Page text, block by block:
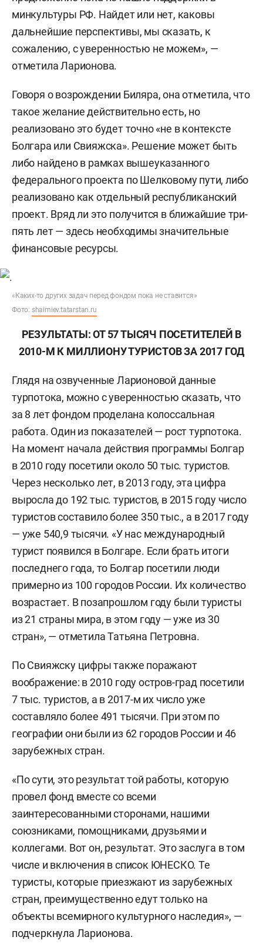
минкультуры РФ. Найдет или нет, каковы
дальнейшие перспективы, мы сказать, к
сожалению, с уверенностью не можем», —
отметила Ларионова.
Говоря о возрождении Биляра, она отметила, что
такое желание действительно есть, но
реализовано это будет точно «не в контексте
Болгара или Свияжска». Решение может быть
либо найдено в рамках вышеуказанного
федерального проекта по Шелковому пути, либо
реализовано как отдельный республиканский
проект. Вряд ли это получится в ближайшие три-
пять лет — здесь необходимы значительные
финансовые ресурсы.
«Каких-то других задач перед фондом пока не ставится»
Фото: shaimiev.tatarstan.ru
РЕЗУЛЬТАТЫ: ОТ 57 ТЫСЯЧ ПОСЕТИТЕЛЕЙ В
2010-М К МИЛЛИОНУ ТУРИСТОВ ЗА 2017 ГОД
Глядя на озвученные Ларионовой данные
турпотока, можно с уверенностью сказать, что
за 8 лет фондом проделана колоссальная
работа. Один из показателей — рост турпотока.
На момент начала действия программы Болгар
в 2010 году посетили около 50 тыс. туристов.
Через несколько лет, в 2013 году, эта цифра
выросла до 192 тыс. туристов, в 2015 году число
туристов составило более 350 тыс., а в 2017 году
— уже 540,9 тысячи. «У нас международный
турист появился в Болгаре. Если брать итоги
последнего года, то Болгар посетили люди
примерно из 100 городов России. Их количество
возрастает. В позапрошлом году были туристы
из 21 страны мира, в этом году — уже из 30
стран», — отметила Татьяна Петровна.
По Свияжску цифры также поражают
воображение: в 2010 году остров-град посетили
7 тыс. туристов, а в 2017-м их число уже
составляло более 491 тысячи. При этом по
географии они были из 62 городов России и 46
зарубежных стран.
«По сути, это результат той работы, которую
провел фонд вместе со всеми
заинтересованными сторонами, нашими
союзниками, помощниками, друзьями и
коллегами. Вот он, результат. Это заслуга в том
числе и включения в список ЮНЕСКО. Те
туристы, которые приезжают из зарубежных
стран, преимущественно едут только на
объекты всемирного культурного наследия», —
подчеркнула Ларионова.